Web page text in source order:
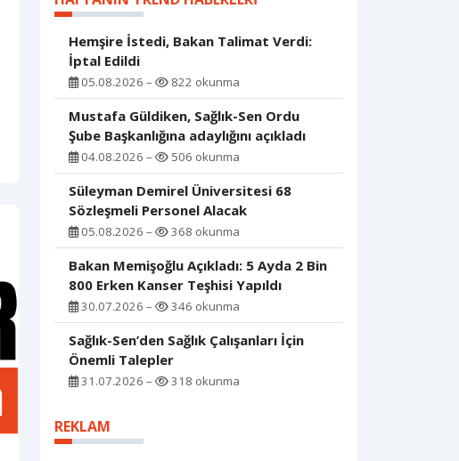
Hemşire İstedi, Bakan Talimat Verdi:
İptal Edildi
05.08.2026 – 822 okunma
Mustafa Güldiken, Sağlık-Sen Ordu
Şube Başkanlığına adaylığını açıkladı
04.08.2026 – 506 okunma
Süleyman Demirel Üniversitesi 68
Sözleşmeli Personel Alacak
05.08.2026 – 368 okunma
Bakan Memişoğlu Açıkladı: 5 Ayda 2 Bin
800 Erken Kanser Teşhisi Yapıldı
30.07.2026 – 346 okunma
Sağlık-Sen’den Sağlık Çalışanları İçin
Önemli Talepler
31.07.2026 – 318 okunma
REKLAM